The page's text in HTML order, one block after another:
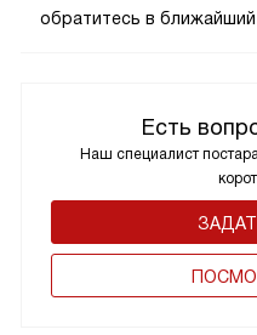
Есть
Наш специалист
обратитесь в ближайший